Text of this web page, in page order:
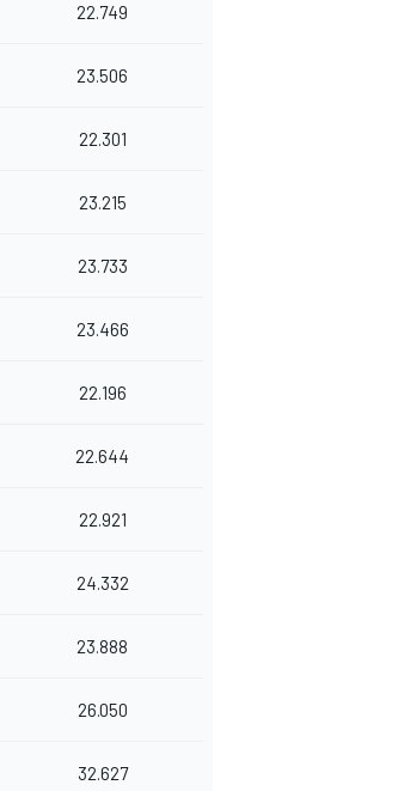
22.749
23.506
22.301
23.215
23.733
23.466
22.196
22.644
22.921
24.332
23.888
26.050
32.627